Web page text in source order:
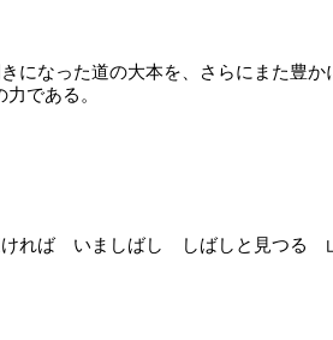
になった道の大本を、さらにまた豊か
である。
れば いましばし しばしと見つる